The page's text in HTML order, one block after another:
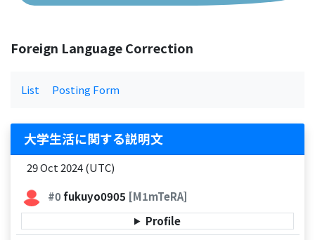
Foreign Language Correction
List Posting Form
大学生活に関する説明文
29 Oct 2024 (UTC)
#0fukuyo0905 [M1mTeRA]
Profile